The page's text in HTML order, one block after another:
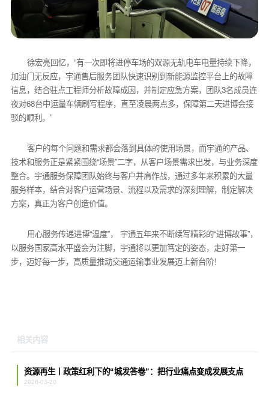
徐宏亮回忆，“有一次即将进停车场的双源无轨电车电量持续下降，
加油门无反应，宇通售后服务团队快速识别到新能源监控平台上的故障
信息，结合驻点工程师分析故障成因，并制定应急方案，团队3名成员连
夜对68台中运量车辆刷写程序，直至凌晨两点多，保障第二天进博会接
驳的顺利。”
客户的每个问题和需求都会落到具体的使用场景，而宇通的产品、
技术和服务正是紧紧围绕“场景”二字，从客户场景需求出发，与业务深度
整合。宇通服务保障团队始终与客户并肩作战，通过多年来积累的大量
服务样本，结合对客户运营场景、流程以及需求的深刻理解，制定解决
方案，真正为客户创造价值。
用心服务传递进博“温度”， 宇通五年来不断续写精彩的“进博故事”，
以服务国家高水平盛会为注脚，宇通将以更加笃定的姿态，走好第一
步，迈好每一步，高质量推动交通运输事业发展迈上新台阶！
相关内容
资源再生丨政策红利下的“城发答卷”：把行业痛点变成发展支点
2026-03-20